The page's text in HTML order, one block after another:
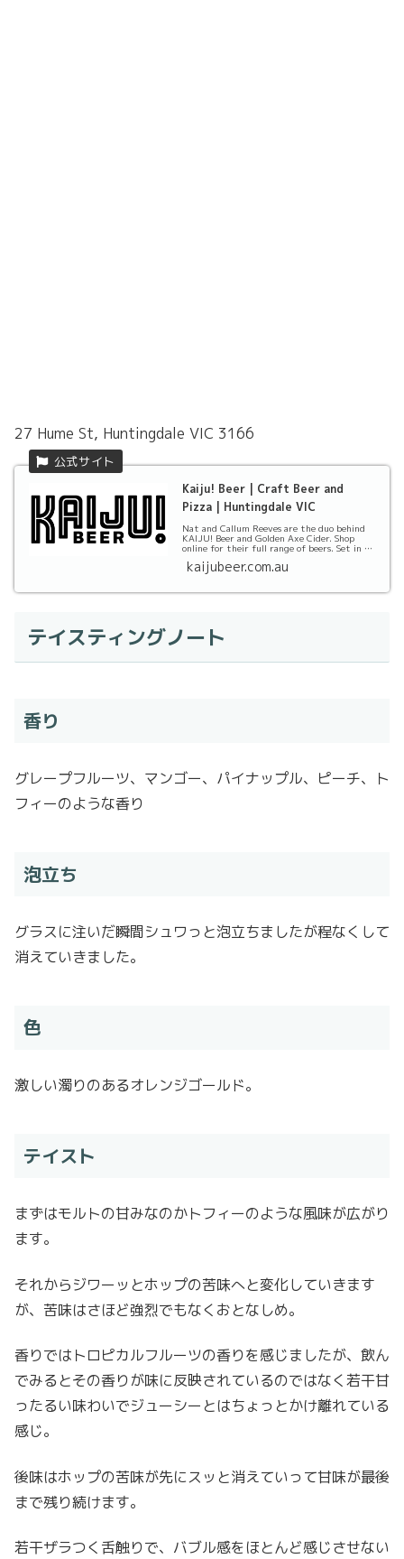
27 Hume St, Huntingdale VIC 3166
Kaiju! Beer | Craft Beer and
Pizza | Huntingdale VIC
Nat and Callum Reeves are the duo behind
KAIJU! Beer and Golden Axe Cider. Shop
online for their full range of beers. Set in a
kaijubeer.com.au
テイスティングノート
香り
グレープフルーツ、マンゴー、パイナップル、ピーチ、ト
フィーのような香り
泡立ち
グラスに注いだ瞬間シュワっと泡立ちましたが程なくして
消えていきました。
色
激しい濁りのあるオレンジゴールド。
テイスト
まずはモルトの甘みなのかトフィーのような風味が広がり
ます。
それからジワーッとホップの苦味へと変化していきます
が、苦味はさほど強烈でもなくおとなしめ。
香りではトロピカルフルーツの香りを感じましたが、飲ん
でみるとその香りが味に反映されているのではなく若干甘
ったるい味わいでジューシーとはちょっとかけ離れている
感じ。
後味はホップの苦味が先にスッと消えていって甘味が最後
まで残り続けます。
若干ザラつく舌触りで、バブル感をほとんど感じさせない